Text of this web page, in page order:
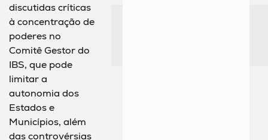
discutidas críticas
à concentração de
poderes no
Comitê Gestor do
IBS, que pode
limitar a
autonomia dos
Estados e
Municípios, além
das controvérsias